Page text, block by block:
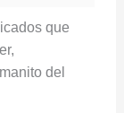
que
del